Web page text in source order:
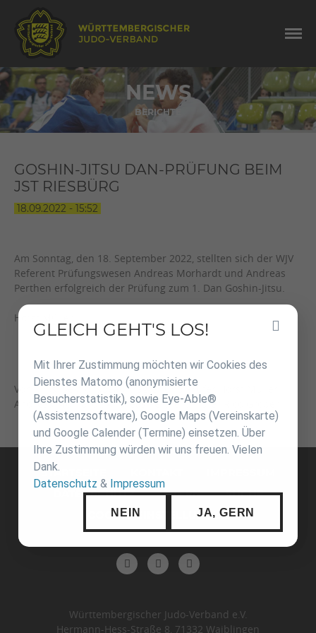
NEWS
BERICHTE
GOSHIN-JITSU DAN-PRÜFUNG BEIM
JST RIESBÜRG
18.09.2022 - 15:52
Am Sonntag, den 18. September 2022, stellten sich der WJV
Referent Prüfungswesen Andreas Morhardt und Andreas
Perthen erfolgreich der Prüfung zum 1. Dan Goshin-Jitsu.
Horst Müller
Von links: Sektionsbeauftragter und Prüfer Horst Müller,
Andreas Morhardt, Andreas Perthen, Prüfer Rico Gröber
Navigation
überspringen
STARTSEITE
DATENSCHUTZ
INTERN
SUCHE
COOKIE-EINSTELLUNGEN
Württembergischer Judo-Verband e.V.
Hermann-Hess-Straße 8, 71332 Waiblingen
Inhalt
GLEICH GEHT'S LOS!
Mit Ihrer Zustimmung möchten wir Cookies des
Dienstes Matomo (anonymisierte
Besucherstatistik), sowie Eye-Able®
(Assistenzsoftware), Google Maps (Vereinskarte)
und Google Calender (Termine) einsetzen. Über
Ihre Zustimmung würden wir uns freuen. Vielen
Dank.
Datenschutz & Impressum
NEIN JA, GERN